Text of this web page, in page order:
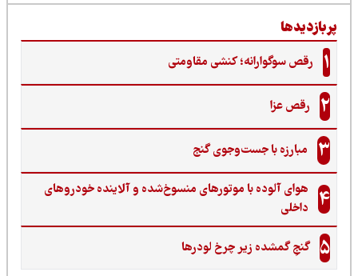
رقص سوگوارانه؛ کنشی مقاومتی
رقص عزا
مبارزه با جست‌وجوی گنج‌
هوای آلوده با موتورهای منسوخ‌شده و آلاینده خودروهای
داخلی
گنجِ گمشده زیر چرخ لودرها